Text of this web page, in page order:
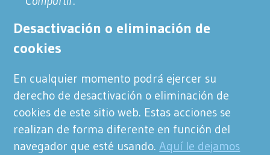
Desactivación o eliminación de
cookies
En cualquier momento podrá ejercer su
derecho de desactivación o eliminación de
cookies de este sitio web. Estas acciones se
realizan de forma diferente en función del
navegador que esté usando.Aquí le dejamos